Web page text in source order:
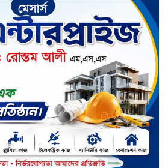
মুসলিম নিকাহ রেজিস্ট্রার কল্যাণ
পরিষদের সম্মেলন অনুষ্ঠিত
দীর্ঘস্থায়ী ৭,৫০০ এমএএইচ ব্যাটারি
এবং শক্তিশালী গরিলা গ্লাস ৭আই সুরক্ষা
নিয়ে শাওমি উন্মোচন করল নতুন রেডমি
১৭
খালেদা জিয়ার গাড়ীতে হামলাকারী
রুবেলের গোত্রীয় সন্ত্রাসীদের গ্রেফতারের
দাবি